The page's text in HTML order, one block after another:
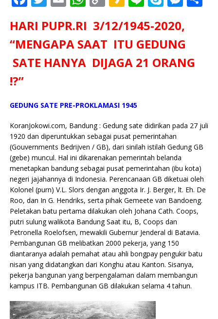
c
e
b
k
it
te
r
ai
l
at
s
A
p
y
Li
n
k
a
o
e y
p
e
ss
e
n
HARI PUPR.RI 3/12/1945-2020,
“MENGAPA SAAT ITU GEDUNG
SATE HANYA DIJAGA 21 ORANG
!?”
GEDUNG SATE PRE-PROKLAMASI 1945
KoranJokowi.com, Bandung : Gedung sate didirikan pada 27 juli
1920 dan diperuntukkan sebagai pusat pemerintahan
(Gouvernments Bedrijven / GB), dari sinilah istilah Gedung GB
(gebe) muncul. Hal ini dikarenakan pemerintah belanda
menetapkan bandung sebagai pusat pemerintahan (ibu kota)
negeri jajahannya di Indonesia. Perencanaan GB diketuai oleh
Kolonel (purn) V.L. Slors dengan anggota Ir. J. Berger, lt. Eh. De
Roo, dan In G. Hendriks, serta pihak Gemeete van Bandoeng.
Peletakan batu pertama dilakukan oleh Johana Cath. Coops,
putri sulung walikota Bandung Saat itu, B, Coops dan
Petronella Roelofsen, mewakili Gubernur Jenderal di Batavia.
Pembangunan GB melibatkan 2000 pekerja, yang 150
diantaranya adalah pemahat atau ahli bongpay pengukir batu
nisan yang didatangkan dari Konghu atau Kanton. Sisanya,
pekerja bangunan yang berpengalaman dalam membangun
kampus ITB. Pembangunan GB dilakukan selama 4 tahun.